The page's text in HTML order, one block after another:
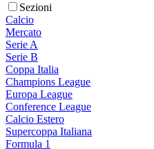
Sezioni
Calcio
Mercato
Serie A
Serie B
Coppa Italia
Champions League
Europa League
Conference League
Calcio Estero
Supercoppa Italiana
Formula 1